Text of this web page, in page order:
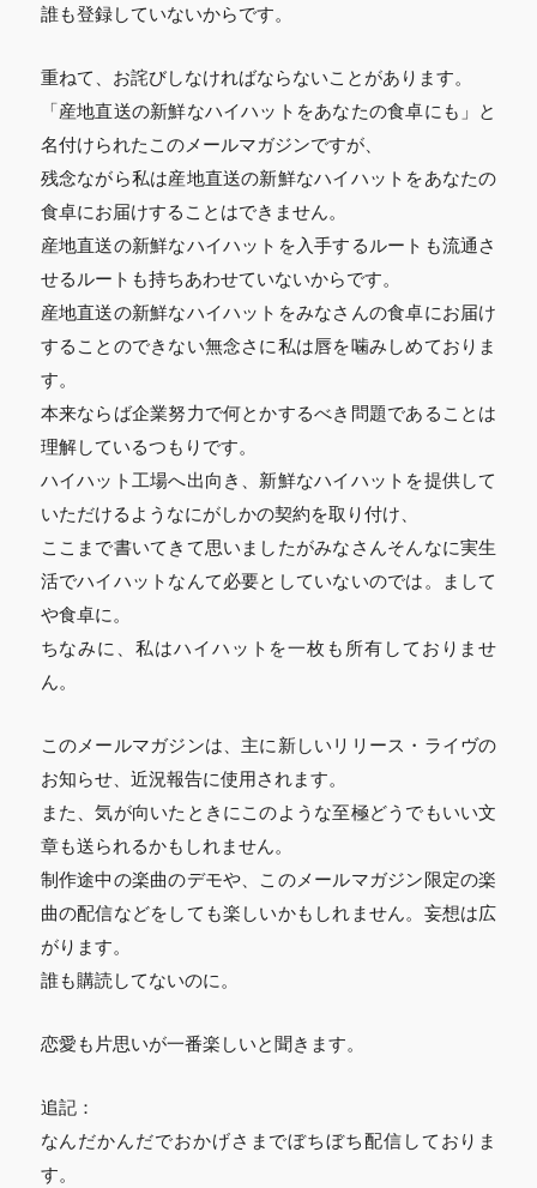
誰も登録していないからです。
重ねて、お詫びしなければならないことがあります。
「産地直送の新鮮なハイハットをあなたの食卓にも」と
名付けられたこのメールマガジンですが、
残念ながら私は産地直送の新鮮なハイハットをあなたの
食卓にお届けすることはできません。
産地直送の新鮮なハイハットを入手するルートも流通さ
せるルートも持ちあわせていないからです。
産地直送の新鮮なハイハットをみなさんの食卓にお届け
することのできない無念さに私は唇を噛みしめておりま
す。
本来ならば企業努力で何とかするべき問題であることは
理解しているつもりです。
ハイハット工場へ出向き、新鮮なハイハットを提供して
いただけるようなにがしかの契約を取り付け、
ここまで書いてきて思いましたがみなさんそんなに実生
活でハイハットなんて必要としていないのでは。まして
や食卓に。
ちなみに、私はハイハットを一枚も所有しておりませ
ん。
このメールマガジンは、主に新しいリリース・ライヴの
お知らせ、近況報告に使用されます。
また、気が向いたときにこのような至極どうでもいい文
章も送られるかもしれません。
制作途中の楽曲のデモや、このメールマガジン限定の楽
曲の配信などをしても楽しいかもしれません。妄想は広
がります。
誰も購読してないのに。
恋愛も片思いが一番楽しいと聞きます。
追記：
なんだかんだでおかげさまでぼちぼち配信しておりま
す。